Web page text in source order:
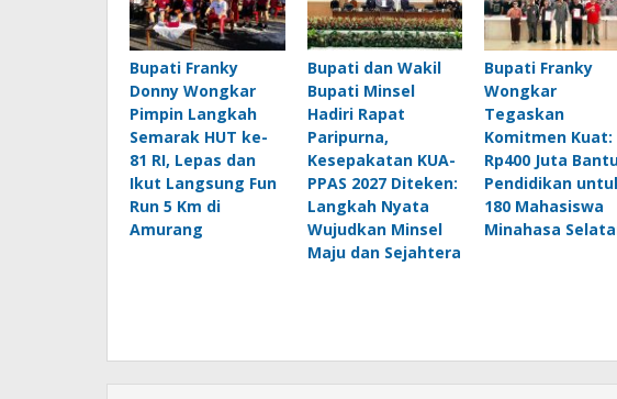
Bupati Franky
Donny Wongkar
Pimpin Langkah
Semarak HUT ke-
81 RI, Lepas dan
Ikut Langsung Fun
Run 5 Km di
Amurang
Bupati dan Wakil
Bupati Minsel
Hadiri Rapat
Paripurna,
Kesepakatan KUA-
PPAS 2027 Diteken:
Langkah Nyata
Wujudkan Minsel
Maju dan Sejahtera
Bupati Franky
Wongkar
Tegaskan
Komitmen Kuat:
Rp400 Juta
Pendidikan
180 Mahasiswa
Minahasa